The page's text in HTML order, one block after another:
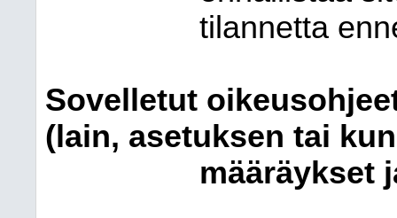
tilannetta
Sovelletut
(lain, asetuksen tai
määräykset